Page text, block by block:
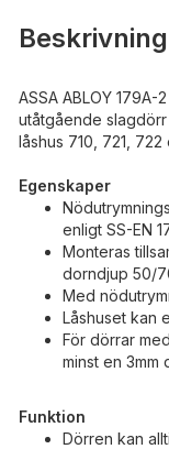
Beskrivning
ASSA ABLOY
utåtgående
låshus 710, 721,
Egenskaper
enligt SS-EN
Monteras
dorndjup 50/
Med
Låshuset kan
För dörrar
minst en 3mm
Funktion
Dörren kan